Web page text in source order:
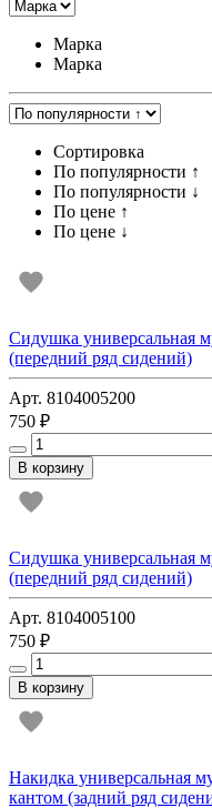
Марка
Марка
Сортировка
По популярности ↑
По популярности ↓
По цене ↑
По цене ↓
Сидушка универсальная
(передний ряд сидений)
Арт. 8104005200
750 ₽
В корзину
Сидушка универсальная
(передний ряд сидений)
Арт. 8104005100
750 ₽
В корзину
Накидка универсальная
кантом (задний ряд